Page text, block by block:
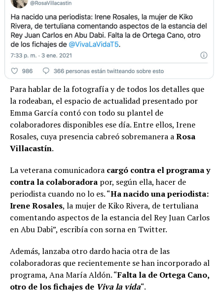
Para hablar de la fotografía y de todos los detalles que
la rodeaban, el espacio de actualidad presentado por
Emma García contó con todo su plantel de
colaboradores disponibles ese día. Entre ellos, Irene
Rosales, cuya presencia cabreó sobremanera aRosa
Villacastín.
La veterana comunicadora cargó contra el programa y
contra la colaboradora por, según ella, hacer de
periodista cuando no lo es. “Ha nacido una periodista:
Irene Rosales, la mujer de Kiko Rivera, de tertuliana
comentando aspectos de la estancia del Rey Juan Carlos
en Abu Dabi”, escribía con sorna en Twitter.
Además, lanzaba otro dardo hacia otra de las
colaboradoras que recientemente se han incorporado al
programa, Ana María Aldón. “Falta la de Ortega Cano,
otro de los fichajes de Viva la vida“.